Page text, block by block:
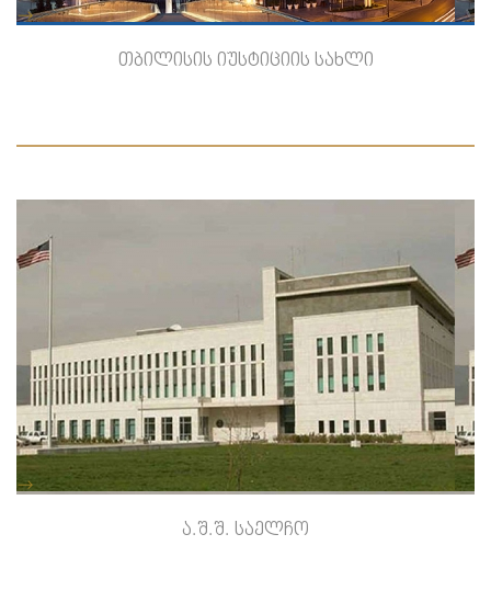
-->
თბილისის იუსტიციის სახლი
-->
ა.შ.შ. საელჩო